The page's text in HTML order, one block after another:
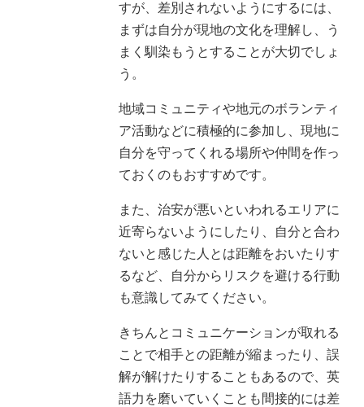
すが、差別されないようにするには、
まずは自分が現地の文化を理解し、う
まく馴染もうとすることが大切でしょ
う。
地域コミュニティや地元のボランティ
ア活動などに積極的に参加し、現地に
自分を守ってくれる場所や仲間を作っ
ておくのもおすすめです。
また、治安が悪いといわれるエリアに
近寄らないようにしたり、自分と合わ
ないと感じた人とは距離をおいたりす
るなど、自分からリスクを避ける行動
も意識してみてください。
きちんとコミュニケーションが取れる
ことで相手との距離が縮まったり、誤
解が解けたりすることもあるので、英
語力を磨いていくことも間接的には差